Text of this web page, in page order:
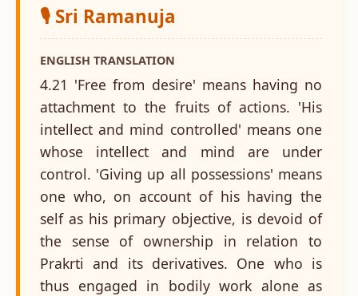
🎙️ Sri Ramanuja
ENGLISH TRANSLATION
4.21 'Free from desire' means having no
attachment to the fruits of actions. 'His
intellect and mind controlled' means one
whose intellect and mind are under
control. 'Giving up all possessions' means
one who, on account of his having the
self as his primary objective, is devoid of
the sense of ownership in relation to
Prakrti and its derivatives. One who is
thus engaged in bodily work alone as